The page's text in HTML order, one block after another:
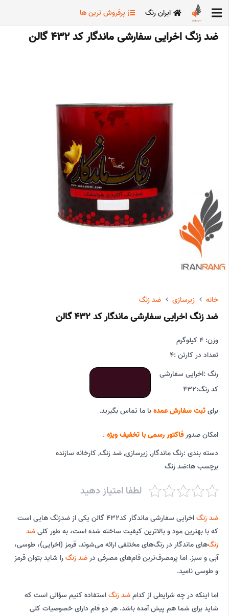
ایران رنگ پرفروش ترین ها
ضد زنگ اخرایی سفارشی ماندگار کد 432 گالن
خانه زیرسازی ضد زنگ
ضد زنگ اخرایی سفارشی ماندگار کد 432 گالن
وزن: 4 کیلوگرم
تعداد در کارتن :4
رنگ :اخرایی سفارشی
کد رنگ:432
برایثبت سفارش عمدهبا ما تماس بگیرید.
امکان صدورفاکتور رسمی با تخفیف ویژه .
دسته بندی :رنگ ماندگار,زیرسازی,ضد زنگ, کارخانه سازنده
برچسب ها:ضد زنگ
لطفا امتیاز دهید
ضد زنگ
اخرایی سفارشی ماندگار کد432 گالن یکی از ضدزنگ هایی است
که با بهترین مود و بالاترین کیفیت ساخته شده است، به طور کلیضد
زنگ‌های ماندگار در رنگ‌های مختلفی ارائه می‌شوند. قرمز (اخرایی)، طوسی،
آبی و سبز. اما پرمصرف‌ترین فام‌های مصرفی در ضد زنگرا شاید بتوان قرمز
و طوسی نامید.
اما اینکه در چه شرایطی از کدامضد زنگاستفاده کنیم سؤالی است که
شاید برای شما هم پیش آمده باشد. هر دو فام دارای خصوصیات کلی